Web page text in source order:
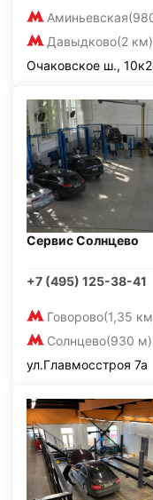
Аминьевская
Давыдково(2 км)
Очаковское ш.,
Сервис Солнцево
+7 (495) 125-38-41
Говорово(1,35
Солнцево(930 м)
ул.Главмосстроя 7а